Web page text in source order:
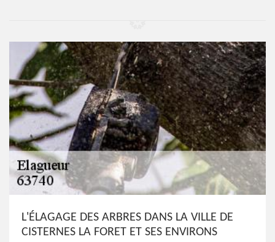
L'ÉLAGAGE DES ARBRES DANS LA VILLE DE
CISTERNES LA FORET ET SES ENVIRONS